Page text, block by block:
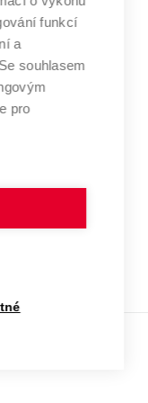
funkcí
a
souhlasem
pro